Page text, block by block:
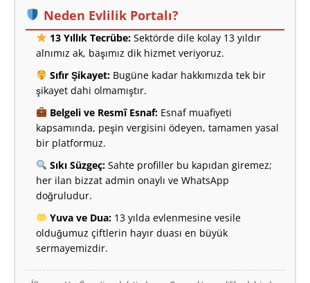
Neden Evlilik Portalı?
13 Yıllık Tecrübe:Sektörde dile kolay 13 yıldır
alnımız ak, başımız dik hizmet veriyoruz.
Sıfır Şikayet:Bugüne kadar hakkımızda tek bir
şikayet dahi olmamıştır.
Belgeli ve Resmî Esnaf:Esnaf muafiyeti
kapsamında, peşin vergisini ödeyen, tamamen yasal
bir platformuz.
Sıkı Süzgeç:Sahte profiller bu kapıdan giremez;
her ilan bizzat admin onaylı ve WhatsApp
doğruludur.
Yuva ve Dua:13 yılda evlenmesine vesile
olduğumuz çiftlerin hayır duası en büyük
sermayemizdir.